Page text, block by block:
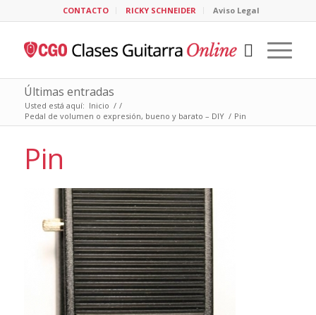
CONTACTO RICKY SCHNEIDER Aviso Legal
Últimas entradas
Usted está aquí: Inicio / /
Pedal de volumen o expresión, bueno y barato – DIY / Pin
Pin